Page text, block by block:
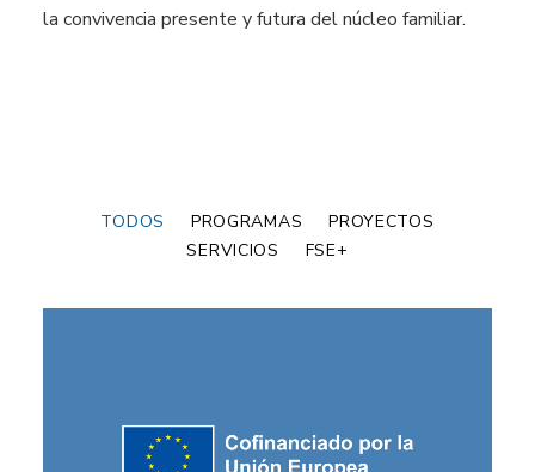
la convivencia presente y futura del núcleo familiar.
TODOS PROGRAMAS
PROYECTOS
SERVICIOS
FSE+